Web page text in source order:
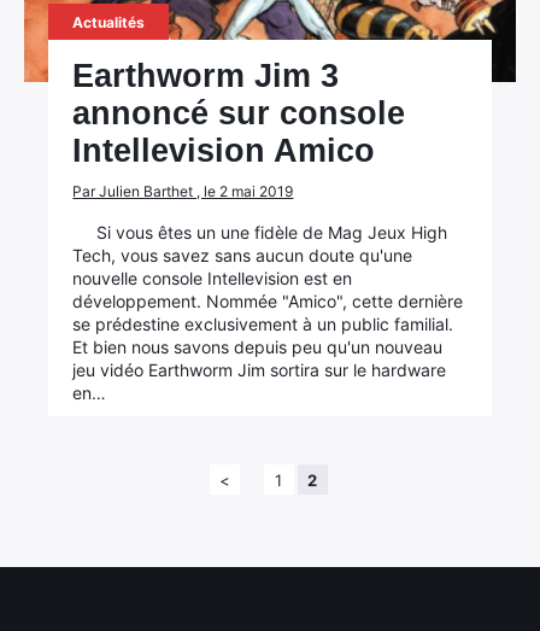
Actualités
Earthworm Jim 3
annoncé sur console
Intellevision Amico
Par Julien Barthet , le 2 mai 2019
Si vous êtes un une fidèle de Mag Jeux High
Tech, vous savez sans aucun doute qu'une
nouvelle console Intellevision est en
développement. Nommée "Amico", cette dernière
se prédestine exclusivement à un public familial.
Et bien nous savons depuis peu qu'un nouveau
jeu vidéo Earthworm Jim sortira sur le hardware
en…
< 1 2
Rechercher